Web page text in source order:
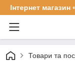
Інтернет
Товари та